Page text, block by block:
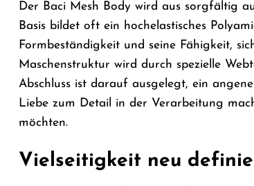
Der Baci Mesh Body wird aus sorgfältig
Basis bildet oft ein hochelastisches
Formbeständigkeit und seine Fähigkeit,
Maschenstruktur wird durch spezielle
Abschluss ist darauf ausgelegt, ein
Liebe zum Detail in der Verarbeitung
möchten.
Vielseitigkeit neu